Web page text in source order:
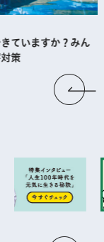
か？みん
2026年
実践！